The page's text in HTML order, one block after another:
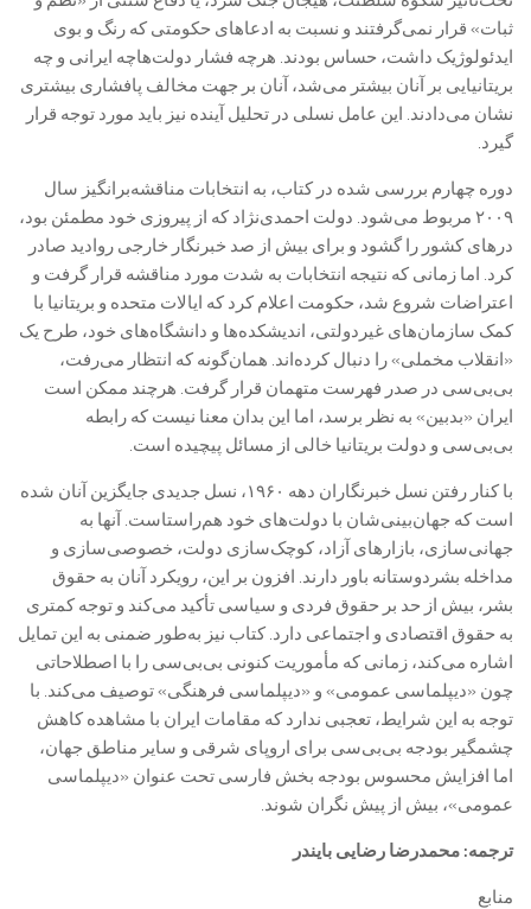
ثبات» قرار نمی‌گرفتند و نسبت به ادعاهای حکومتی که رنگ و بوی
ایدئولوژیک داشت، حساس بودند. هرچه فشار دولت‌هاچه ایرانی و چه
بریتانیایی بر آنان بیشتر می‌شد، آنان بر جهت مخالف پافشاری بیشتری
نشان می‌دادند. این عامل نسلی در تحلیل آینده نیز باید مورد توجه قرار
گیرد.
دوره چهارم بررسی شده در کتاب، به انتخابات مناقشه‌برانگیز سال
۲۰۰۹ مربوط می‌شود. دولت احمدی‌نژاد که از پیروزی خود مطمئن بود،
درهای کشور را گشود و برای بیش از صد خبرنگار خارجی روادید صادر
کرد. اما زمانی که نتیجه انتخابات به شدت مورد مناقشه قرار گرفت و
اعتراضات شروع شد، حکومت اعلام کرد که ایالات متحده و بریتانیا با
کمک سازمان‌های غیردولتی، اندیشکده‌ها و دانشگاه‌های خود، طرح یک
«انقلاب مخملی» را دنبال کرده‌اند. همان‌گونه که انتظار می‌رفت،
بی‌بی‌سی در صدر فهرست متهمان قرار گرفت. هرچند ممکن است
ایران «بدبین» به نظر برسد، اما این بدان معنا نیست که رابطه
بی‌بی‌سی و دولت بریتانیا خالی از مسائل پیچیده است.
با کنار رفتن نسل خبرنگاران دهه ۱۹۶۰، نسل جدیدی جایگزین آنان شده
است که جهان‌بینی‌شان با دولت‌های خود هم‌راستاست. آنها به
جهانی‌سازی، بازارهای آزاد، کوچک‌سازی دولت، خصوصی‌سازی و
مداخله بشردوستانه باور دارند. افزون بر این، رویکرد آنان به حقوق
بشر، بیش از حد بر حقوق فردی و سیاسی تأکید می‌کند و توجه کمتری
به حقوق اقتصادی و اجتماعی دارد. کتاب نیز به‌طور ضمنی به این تمایل
اشاره می‌کند، زمانی که مأموریت کنونی بی‌بی‌سی را با اصطلاحاتی
چون «دیپلماسی عمومی» و «دیپلماسی فرهنگی» توصیف می‌کند. با
توجه به این شرایط، تعجبی ندارد که مقامات ایران با مشاهده کاهش
چشمگیر بودجه بی‌بی‌سی برای اروپای شرقی و سایر مناطق جهان،
اما افزایش محسوس بودجه بخش فارسی تحت عنوان «دیپلماسی
عمومی»، بیش از پیش نگران شوند.
ترجمه: محمدرضا رضایی بایندر
منابع